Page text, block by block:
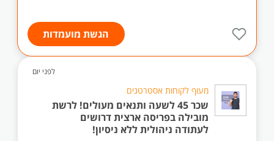
הגשת מועמדות
לפני יום
מעוף לקוחות אסטרטגים
שכר 45 לשעה ותנאים מעולים! לרשת
מובילה בפריסה ארצית דרושים
לעתודה ניהולית ללא ניסיון!